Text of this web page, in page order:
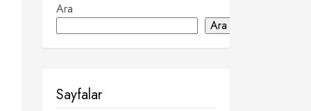
Ara
Ara
Sayfalar